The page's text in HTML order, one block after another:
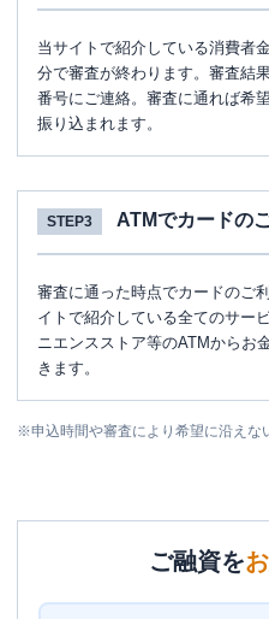
当サイトで紹介している消費者
分で審査が終わります。審査結
番号にご連絡。審査に通れば希
振り込まれます。
STEP3 ATMでカードの
審査に通った時点でカードのご
イトで紹介している全てのサー
ニエンスストア等のATMからお
きます。
※申込時間や審査により希望に沿えな
ご融資を